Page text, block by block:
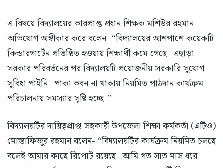
এ বিষয়ে বিদ্যালয়ের ভারপ্রাপ্ত প্রধান শিক্ষক মশিউর রহমান
অভিযোগ অস্বীকার করে বলেন- “বিদ্যালয়ের আশপাশে কয়েকটি
কিন্ডারগার্টেন প্রতিষ্ঠিত হওয়ায় শিক্ষার্থী কমে গেছে। এছাড়া
সরকার পরিবর্তনের পর বিদ্যালয়টি প্রয়োজনীয় সরকারি সুযোগ-
সুবিধা পাইনি। পাকা ভবন না থাকায় নিয়মিত পাঠদান কার্যক্রম
পরিচালনায় সমস্যার সৃষ্টি হচ্ছে।”
বিদ্যালয়টির দায়িত্বপ্রাপ্ত সহকারী উপজেলা শিক্ষা কর্মকর্তা (এটিও)
মোস্তাফিজুর রহমান বলেন- “বিদ্যালয়টির কার্যক্রম নিয়মিত চলছে
বলেই আমার কাছে রিপোর্ট রয়েছে। আমি গত সাত মাস ধরে